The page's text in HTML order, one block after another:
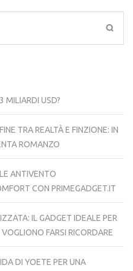
MILIARDI USD?
TRA REALTÀ E FINZIONE: IN
ROMANZO
ANTIVENTO
CON PRIMEGADGET.IT
IL GADGET IDEALE PER
FARSI RICORDARE
DI YOETE PER UNA